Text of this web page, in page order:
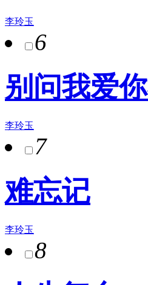
李玲玉
6
别问我爱
李玲玉
7
难忘记
李玲玉
8